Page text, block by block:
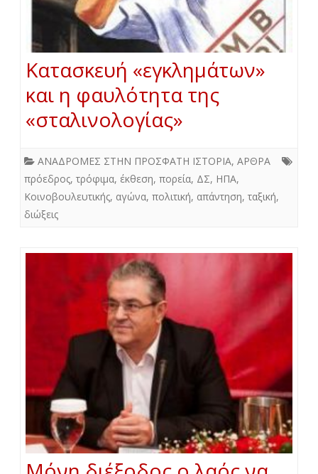
Κατασκευή «εγκλημάτων»
και η φαυλότητα της
«σταλινολογίας»
ΑΝΑΔΡΟΜΕΣ ΣΤΗΝ ΠΡΟΣΦΑΤΗ ΙΣΤΟΡΙΑ, ΑΡΘΡΑ
πρόεδρος, τρόφιμα, έκθεση, πορεία, ΔΣ, ΗΠΑ,
Κοινοβουλευτικής, αγώνα, πολιτική, απάντηση, ταξική,
διώξεις